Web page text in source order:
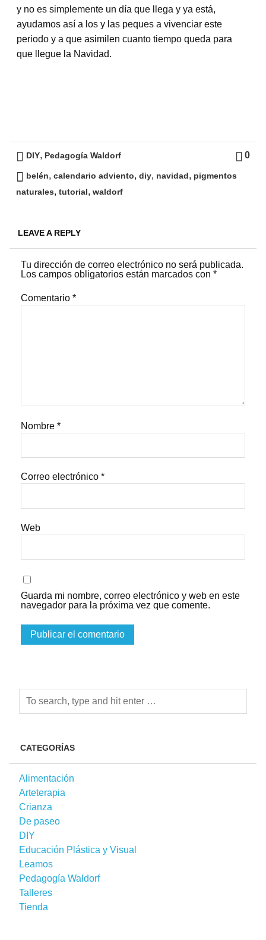
y no es simplemente un día que llega y ya está,
ayudamos así a los y las peques a vivenciar este
periodo y a que asimilen cuanto tiempo queda para
que llegue la Navidad.
0
DIY, Pedagogía Waldorf
belén,calendario adviento,diy, navidad , pigmentos
naturales,tutorial,waldorf
LEAVE A REPLY
Tu dirección de correo electrónico no será publicada.
Los campos obligatorios están marcados con*
Comentario*
Nombre*
Correo electrónico*
Web
Guarda mi nombre, correo electrónico y web en este
navegador para la próxima vez que comente.
CATEGORÍAS
Alimentación
Arteterapia
Crianza
De paseo
DIY
Educación Plástica y Visual
Leamos
Pedagogía Waldorf
Talleres
Tienda